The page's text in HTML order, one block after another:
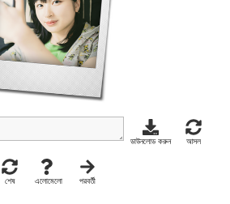
ডাউনলোড করুন আসল
শেষ এলোমেলো পরবর্তী